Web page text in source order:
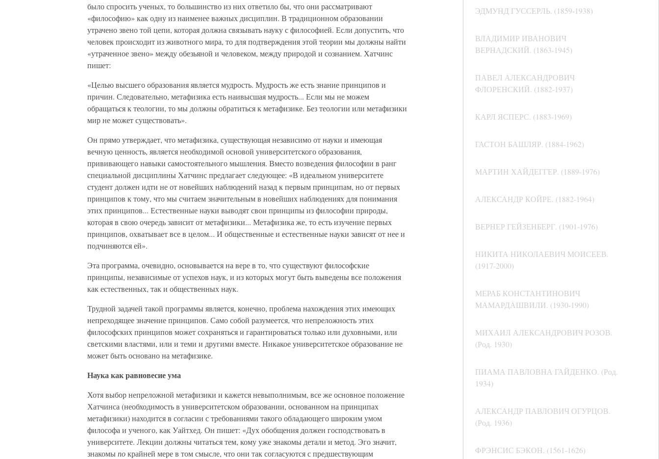
ЭДМУНД ГУССЕРЛЬ. (1859-1938)
ВЛАДИМИР ИВАНОВИЧ
ВЕРНАДСКИЙ. (1863-1945)
ПАВЕЛ АЛЕКСАНДРОВИЧ
ФЛОРЕНСКИЙ. (1882-1937)
КАРЛ ЯСПЕРС. (1883-1969)
ГАСТОН БАШЛЯР. (1884-1962)
МАРТИН ХАЙДЕГГЕР. (1889-1976)
АЛЕКСАНДР КОЙРЕ. (1882-1964)
ВЕРНЕР ГЕЙЗЕНБЕРГ. (1901-1976)
НИКИТА НИКОЛАЕВИЧ МОИСЕЕВ.
(1917-2000)
МЕРАБ КОНСТАНТИНОВИЧ
МАМАРДАШВИЛИ. (1930-1990)
МИХАИЛ АЛЕКСАНДРОВИЧ РОЗОВ.
(Род. 1930)
ПИАМА ПАВЛОВНА ГАЙДЕНКО. (Род.
1934)
АЛЕКСАНДР ПАВЛОВИЧ ОГУРЦОВ.
(Род. 1936)
ФРЭНСИС БЭКОН. (1561-1626)
было спросить ученых, то большинство из них ответило бы, что они рассматривают
«философию» как одну из наименее важных дисциплин. В традиционном образовании
утрачено звено той цепи, которая должна связывать науку с философией. Если допустить, что
человек происходит из животного мира, то для подтверждения этой теории мы должны найти
«утраченное звено» между обезьяной и человеком, между природой и сознанием. Хатчинс
пишет:
«Целью высшего образования является мудрость. Мудрость же есть знание принципов и
причин. Следовательно, метафизика есть наивысшая мудрость... Если мы не можем
обращаться к теологии, то мы должны обратиться к метафизике. Без теологии или метафизики
мир не может существовать».
Он прямо утверждает, что метафизика, существующая независимо от науки и имеющая
вечную ценность, является необходимой основой университетского образования,
прививающего навыки самостоятельного мышления. Вместо возведения философии в ранг
специальной дисциплины Хатчинс предлагает следующее: «В идеальном университете
студент должен идти не от новейших наблюдений назад к первым принципам, но от первых
принципов к тому, что мы считаем значительным в новейших наблюдениях для понимания
этих принципов... Естественные науки выводят свои принципы из философии природы,
которая в свою очередь зависит от метафизики... Метафизика же, то есть изучение первых
принципов, охватывает все в целом... И общественные и естественные науки зависят от нее и
подчиняются ей».
Эта программа, очевидно, основывается на вере в то, что существуют философские
принципы, независимые от успехов наук, и из которых могут быть выведены все положения
как естественных, так и общественных наук.
Трудной задачей такой программы является, конечно, проблема нахождения этих имеющих
непреходящее значение принципов. Само собой разумеется, что непреложность этих
философских принципов может сохраняться и гарантироваться только или духовными, или
светскими властями, или и теми и другими вместе. Никакое университетское образование не
может быть основано на метафизике.
Наука как равновесие ума
Хотя выбор непреложной метафизики и кажется невыполнимым, все же основное положение
Хатчинса (необходимость в университетском образовании, основанном на принципах
метафизики) находится в согласии с требованиями такого обладающего широким умом
философа и ученого, как Уайтхед. Он пишет: «Дух обобщения должен господствовать в
университете. Лекции должны читаться тем, кому уже знакомы детали и метод. Эго значит,
знакомыпокрайней мере в том смысле, что они так согласуются с предшествующим